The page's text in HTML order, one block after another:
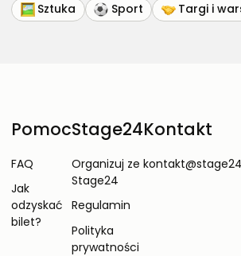
Sztuka
Sport Targi i
Pomoc
FAQ
Jak
odzyskać
bilet?
Stage24
Organizuj ze
Stage24
Regulamin
Polityka
prywatności
Kontakt